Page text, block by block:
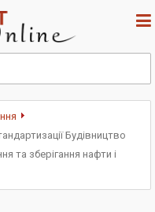
Будівництво
та зберігання нафти і